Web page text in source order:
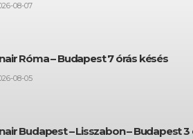
08-07
Róma – Budapest 7 órás késés
08-05
Budapest – Lisszabon – Budapest